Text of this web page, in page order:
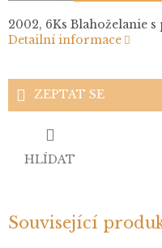
2002, 6Ks Blahoželanie
Detailní informace
ZEPTAT SE
HLÍDAT
Související